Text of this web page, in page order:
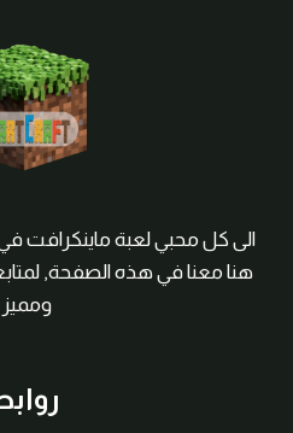
الى كل محبي لعبة ماينكرافت
هنا معنا في هذه الصفحة,
ومميز